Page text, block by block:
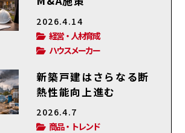
2026.4.14
経営・人材育成
ハウスメーカー
新築戸建はさらなる断
熱性能向上進む
2026.4.7
商品・トレンド